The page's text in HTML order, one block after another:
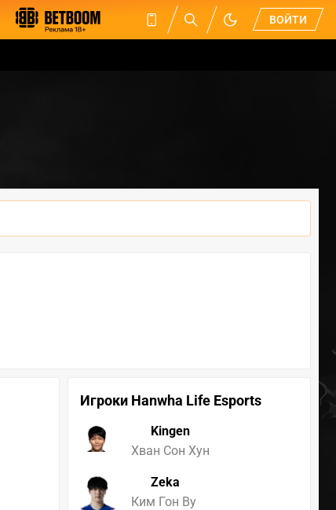
ВОЙТИ
Игроки Hanwha Life Esports
Kingen
Хван Сон Хун
Zeka
Ким Гон Ву